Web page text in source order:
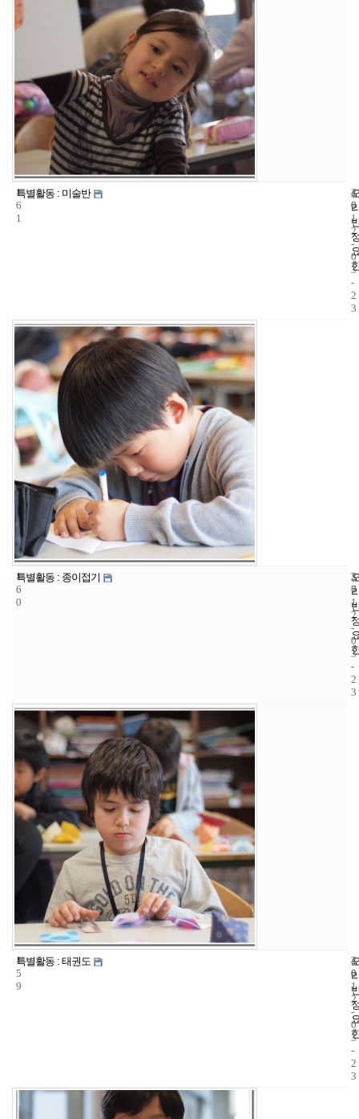
1
6
1
특별활동 : 미술반
4
0
2
0
1
2
-
0
3
-
2
3
1
6
0
특별활동 : 종이접기
3
7
2
0
1
2
-
0
3
-
2
3
1
5
9
특별활동 : 태권도
4
0
2
0
1
2
-
0
3
-
2
3